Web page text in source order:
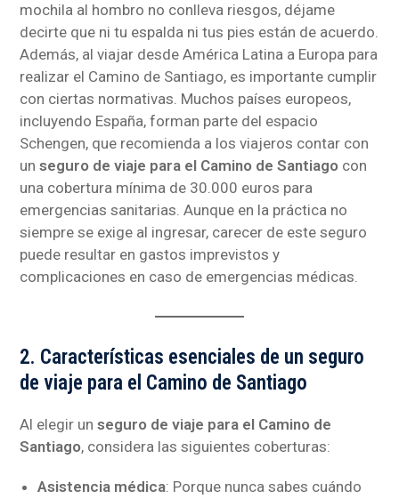
mochila al hombro no conlleva riesgos, déjame
decirte que ni tu espalda ni tus pies están de acuerdo.
Además, al viajar desde América Latina a Europa para
realizar el Camino de Santiago, es importante cumplir
con ciertas normativas. Muchos países europeos,
incluyendo España, forman parte del espacio
Schengen, que recomienda a los viajeros contar con
unseguro de viaje para el Camino de Santiago con
una cobertura mínima de 30.000 euros para
emergencias sanitarias. Aunque en la práctica no
siempre se exige al ingresar, carecer de este seguro
puede resultar en gastos imprevistos y
complicaciones en caso de emergencias médicas.
2. Características esenciales de un seguro
de viaje para el Camino de Santiago
Al elegir unseguro de viaje para el Camino de
Santiago, considera las siguientes coberturas:
Asistencia médica: Porque nunca sabes cuándo